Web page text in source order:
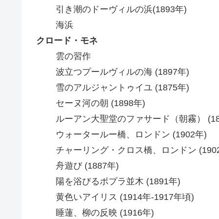
引き潮のドーヴィルの浜(1893年)
海浜
クロード・モネ
雲の習作
波立つプールヴィルの海 (1897年)
雪のアルジャントゥイユ (1875年)
セーヌ河の朝 (1898年)
ルーアン大聖堂のファサード（朝霧）
ウォータールー橋、ロンドン (1902年)
チャーリング・クロス橋、ロンドン
舟遊び (1887年)
陽を浴びるポプラ並木 (1891年)
黄色いアイリス (1914年-1917年頃)
睡蓮、柳の反映 (1916年)